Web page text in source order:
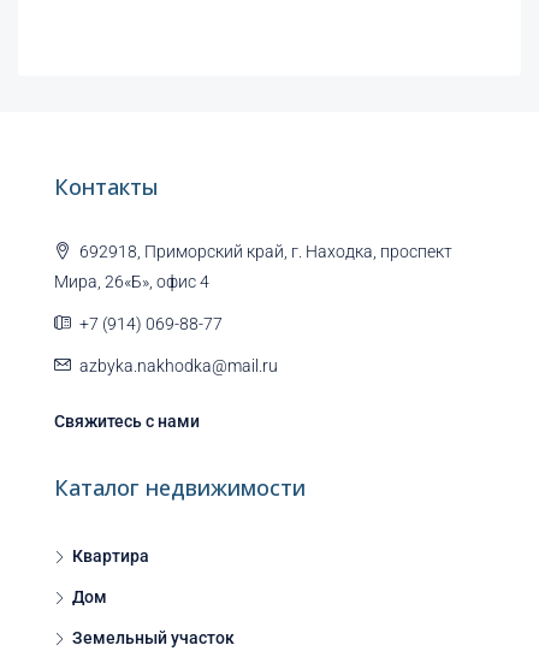
Контакты
692918, Приморский край, г. Находка, проспект
Мира, 26«Б», офис 4
+7 (914) 069-88-77
azbyka.nakhodka@mail.ru
Свяжитесь с нами
Каталог недвижимости
Квартира
Дом
Земельный участок